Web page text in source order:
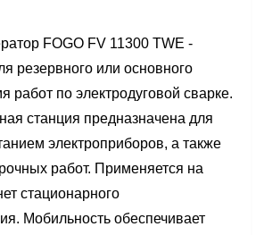
FOGO FV 11300 TWE -
резервного или основного
работ по электродуговой сварке.
станция предназначена для
электроприборов, а также
работ. Применяется на
стационарного
Мобильность обеспечивает